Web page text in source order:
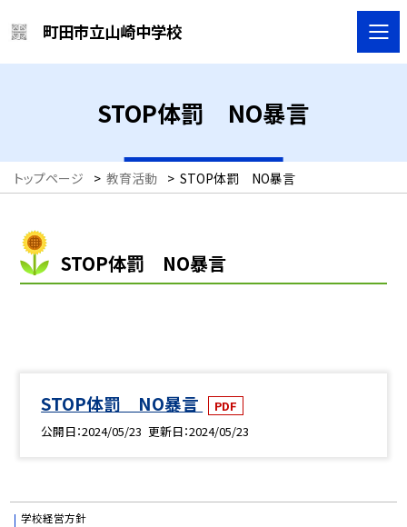
町田市立山崎中学校
STOP体罰 NO暴言
トップページ > 教育活動 > STOP体罰 NO暴言
STOP体罰 NO暴言
STOP体罰 NO暴言
PDF
公開日 2024/05/23 更新日 2024/05/23
学校経営方針